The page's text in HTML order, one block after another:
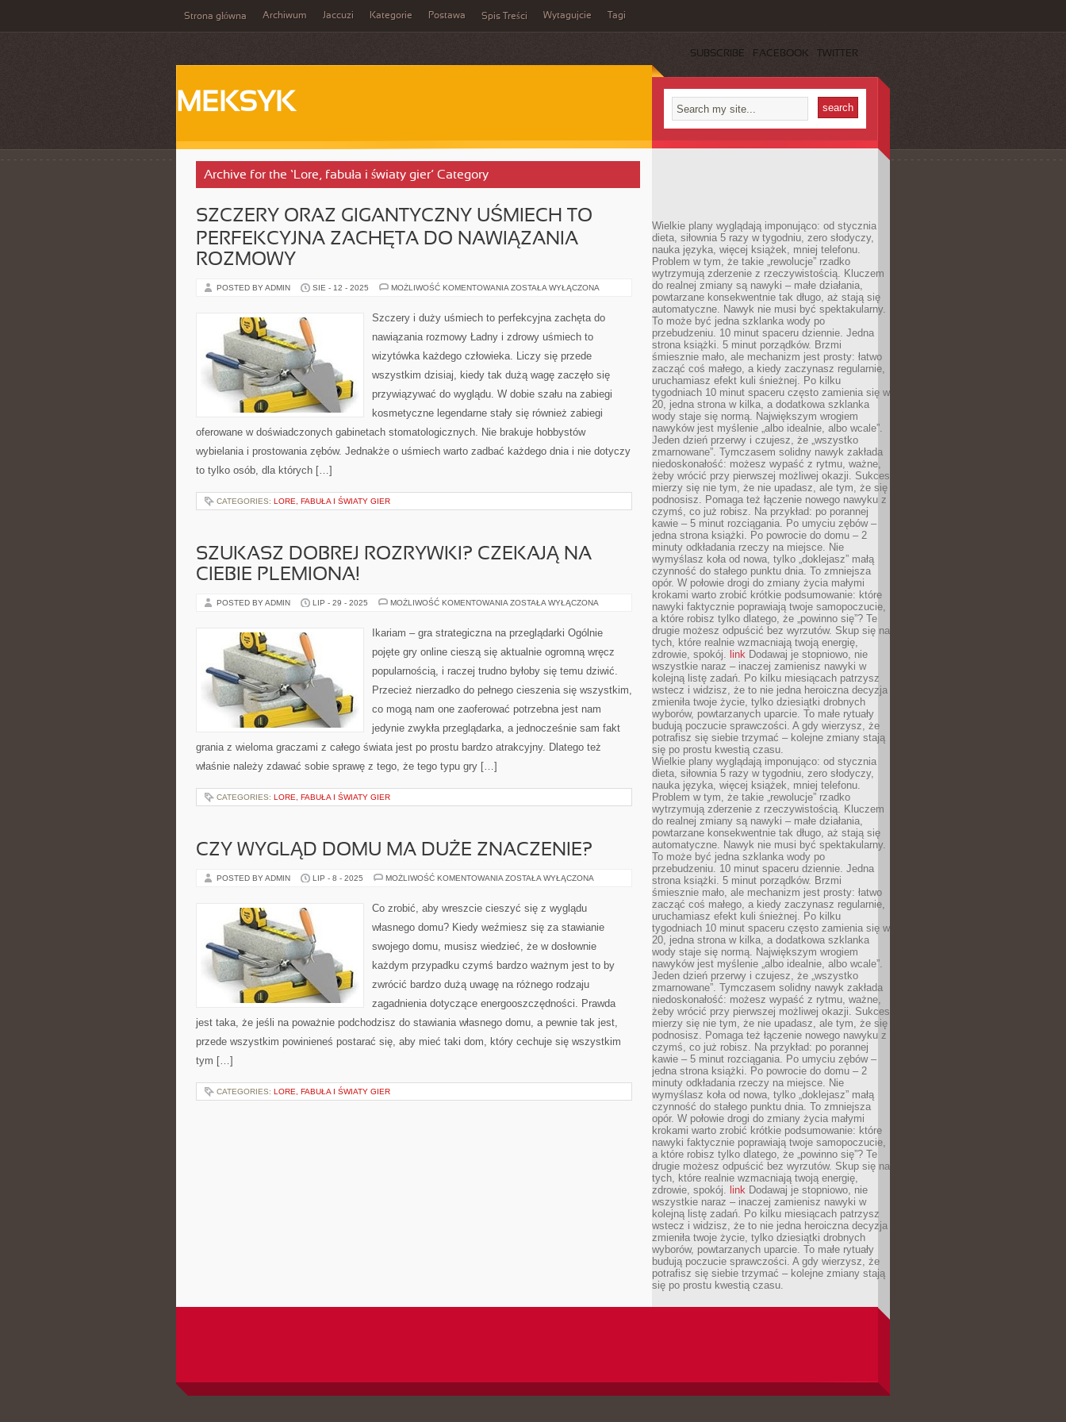
Strona główna Archiwum Jaccuzi Kategorie Postawa Spis Treści Wytagujcie Tagi
SUBSCRIBE FACEBOOK TWITTER
MEKSYK
Archive for the ‘Lore, fabuła i światy gier’ Category
SZCZERY ORAZ GIGANTYCZNY UŚMIECH TO
PERFEKCYJNA ZACHĘTA DO NAWIĄZANIA
ROZMOWY
POSTED BY ADMIN SIE - 12 - 2025 MOŻLIWOŚĆ KOMENTOWANIA SZCZERY
UŚMIECH
TO
ZACHĘTA
NAWIĄZANIA
ZOSTAŁA WYŁĄCZONA
Szczery i duży uśmiech to perfekcyjna zachęta do
nawiązania rozmowy Ładny i zdrowy uśmiech to
wizytówka każdego człowieka. Liczy się przede
wszystkim dzisiaj, kiedy tak dużą wagę zaczęło się
przywiązywać do wyglądu. W dobie szału na zabiegi
kosmetyczne legendarne stały się również zabiegi
oferowane w doświadczonych gabinetach stomatologicznych. Nie brakuje hobbystów
wybielania i prostowania zębów. Jednakże o uśmiech warto zadbać każdego dnia i nie dotyczy
to tylko osób, dla których […]
CATEGORIES: LORE, FABUŁA I ŚWIATY GIER
SZUKASZ DOBREJ ROZRYWKI? CZEKAJĄ NA
CIEBIE PLEMIONA!
POSTED BY ADMIN LIP - 29 - 2025 MOŻLIWOŚĆ KOMENTOWANIA SZUKASZ
CZEKAJĄ
NA
PLEMIONA!
ZOSTAŁA WYŁĄCZONA
Ikariam – gra strategiczna na przeglądarki Ogólnie
pojęte gry online cieszą się aktualnie ogromną wręcz
popularnością, i raczej trudno byłoby się temu dziwić.
Przecież nierzadko do pełnego cieszenia się wszystkim,
co mogą nam one zaoferować potrzebna jest nam
jedynie zwykła przeglądarka, a jednocześnie sam fakt
grania z wieloma graczami z całego świata jest po prostu bardzo atrakcyjny. Dlatego też
właśnie należy zdawać sobie sprawę z tego, że tego typu gry […]
CATEGORIES: LORE, FABUŁA I ŚWIATY GIER
CZY WYGLĄD DOMU MA DUŻE ZNACZENIE?
POSTED BY ADMIN LIP - 8 - 2025 MOŻLIWOŚĆ KOMENTOWANIA CZY
DUŻE
ZOSTAŁA WYŁĄCZONA
Co zrobić, aby wreszcie cieszyć się z wyglądu
własnego domu? Kiedy weźmiesz się za stawianie
swojego domu, musisz wiedzieć, że w dosłownie
każdym przypadku czymś bardzo ważnym jest to by
zwrócić bardzo dużą uwagę na różnego rodzaju
zagadnienia dotyczące energooszczędności. Prawda
jest taka, że jeśli na poważnie podchodzisz do stawiania własnego domu, a pewnie tak jest,
przede wszystkim powinieneś postarać się, aby mieć taki dom, który cechuje się wszystkim
tym […]
CATEGORIES: LORE, FABUŁA I ŚWIATY GIER
Wielkie plany wyglądają imponująco: od stycznia
dieta, siłownia 5 razy w tygodniu, zero słodyczy,
nauka języka, więcej książek, mniej telefonu.
Problem w tym, że takie „rewolucje” rzadko
wytrzymują zderzenie z rzeczywistością. Kluczem
do realnej zmiany są nawyki – małe działania,
powtarzane konsekwentnie tak długo, aż stają się
automatyczne. Nawyk nie musi być spektakularny.
To może być jedna szklanka wody po
przebudzeniu. 10 minut spaceru dziennie. Jedna
strona książki. 5 minut porządków. Brzmi
śmiesznie mało, ale mechanizm jest prosty: łatwo
zacząć coś małego, a kiedy zaczynasz regularnie,
uruchamiasz efekt kuli śnieżnej. Po kilku
tygodniach 10 minut spaceru często zamienia się w
20, jedna strona w kilka, a dodatkowa szklanka
wody staje się normą. Największym wrogiem
nawyków jest myślenie „albo idealnie, albo wcale”.
Jeden dzień przerwy i czujesz, że „wszystko
zmarnowane”. Tymczasem solidny nawyk zakłada
niedoskonałość: możesz wypaść z rytmu, ważne,
żeby wrócić przy pierwszej możliwej okazji. Sukces
mierzy się nie tym, że nie upadasz, ale tym, że się
podnosisz. Pomaga też łączenie nowego nawyku z
czymś, co już robisz. Na przykład: po porannej
kawie – 5 minut rozciągania. Po umyciu zębów –
jedna strona książki. Po powrocie do domu – 2
minuty odkładania rzeczy na miejsce. Nie
wymyślasz koła od nowa, tylko „doklejasz” małą
czynność do stałego punktu dnia. To zmniejsza
opór. W połowie drogi do zmiany życia małymi
krokami warto zrobić krótkie podsumowanie: które
nawyki faktycznie poprawiają twoje samopoczucie,
a które robisz tylko dlatego, że „powinno się”? Te
drugie możesz odpuścić bez wyrzutów. Skup się na
tych, które realnie wzmacniają twoją energię,
zdrowie, spokój. link Dodawaj je stopniowo, nie
wszystkie naraz – inaczej zamienisz nawyki w
kolejną listę zadań. Po kilku miesiącach patrzysz
wstecz i widzisz, że to nie jedna heroiczna decyzja
zmieniła twoje życie, tylko dziesiątki drobnych
wyborów, powtarzanych uparcie. To małe rytuały
budują poczucie sprawczości. A gdy wierzysz, że
potrafisz się siebie trzymać – kolejne zmiany stają
się po prostu kwestią czasu.
Wielkie plany wyglądają imponująco: od stycznia
dieta, siłownia 5 razy w tygodniu, zero słodyczy,
nauka języka, więcej książek, mniej telefonu.
Problem w tym, że takie „rewolucje” rzadko
wytrzymują zderzenie z rzeczywistością. Kluczem
do realnej zmiany są nawyki – małe działania,
powtarzane konsekwentnie tak długo, aż stają się
automatyczne. Nawyk nie musi być spektakularny.
To może być jedna szklanka wody po
przebudzeniu. 10 minut spaceru dziennie. Jedna
strona książki. 5 minut porządków. Brzmi
śmiesznie mało, ale mechanizm jest prosty: łatwo
zacząć coś małego, a kiedy zaczynasz regularnie,
uruchamiasz efekt kuli śnieżnej. Po kilku
tygodniach 10 minut spaceru często zamienia się w
20, jedna strona w kilka, a dodatkowa szklanka
wody staje się normą. Największym wrogiem
nawyków jest myślenie „albo idealnie, albo wcale”.
Jeden dzień przerwy i czujesz, że „wszystko
zmarnowane”. Tymczasem solidny nawyk zakłada
niedoskonałość: możesz wypaść z rytmu, ważne,
żeby wrócić przy pierwszej możliwej okazji. Sukces
mierzy się nie tym, że nie upadasz, ale tym, że się
podnosisz. Pomaga też łączenie nowego nawyku z
czymś, co już robisz. Na przykład: po porannej
kawie – 5 minut rozciągania. Po umyciu zębów –
jedna strona książki. Po powrocie do domu – 2
minuty odkładania rzeczy na miejsce. Nie
wymyślasz koła od nowa, tylko „doklejasz” małą
czynność do stałego punktu dnia. To zmniejsza
opór. W połowie drogi do zmiany życia małymi
krokami warto zrobić krótkie podsumowanie: które
nawyki faktycznie poprawiają twoje samopoczucie,
a które robisz tylko dlatego, że „powinno się”? Te
drugie możesz odpuścić bez wyrzutów. Skup się na
tych, które realnie wzmacniają twoją energię,
zdrowie, spokój. link Dodawaj je stopniowo, nie
wszystkie naraz – inaczej zamienisz nawyki w
kolejną listę zadań. Po kilku miesiącach patrzysz
wstecz i widzisz, że to nie jedna heroiczna decyzja
zmieniła twoje życie, tylko dziesiątki drobnych
wyborów, powtarzanych uparcie. To małe rytuały
budują poczucie sprawczości. A gdy wierzysz, że
potrafisz się siebie trzymać – kolejne zmiany stają
się po prostu kwestią czasu.